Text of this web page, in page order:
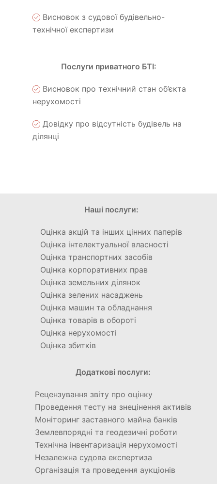
Висновок з судової будівельно-
технічної експертизи
Послуги приватного БТІ:
Висновок про технічний стан об’єкта
нерухомості
Довідку про відсутність будівель на
ділянці
Наші послуги:
Оцінка акцій та інших цінних паперів
Оцінка інтелектуальної власності
Оцінка транспортних засобів
Оцінка корпоративних прав
Оцінка земельних ділянок
Оцінка зелених насаджень
Оцінка машин та обладнання
Оцінка товарів в обороті
Оцінка нерухомості
Оцінка збитків
Додаткові послуги:
Рецензування звіту про оцінку
Проведення тесту на знецінення активів
Моніторинг заставного майна банків
Землевпорядні та геодезичні роботи
Технічна інвентаризація нерухомості
Незалежна судова експертиза
Організація та проведення аукціонів